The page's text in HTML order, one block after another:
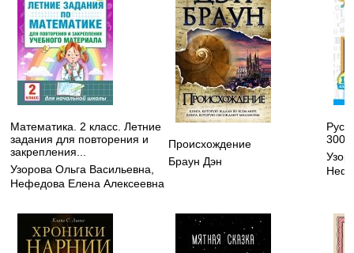
Математика. 2 класс. Летние
задания для повторения и
закрепления...
Узорова Ольга Васильевна
Нефедова Елена Алексеевна
Происхождение
Браун Дэн
3000